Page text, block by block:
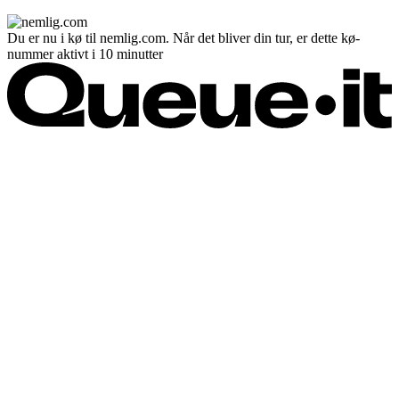
Du er nu i kø til nemlig.com. Når det bliver din tur, er dette kø-
nummer aktivt i 10 minutter